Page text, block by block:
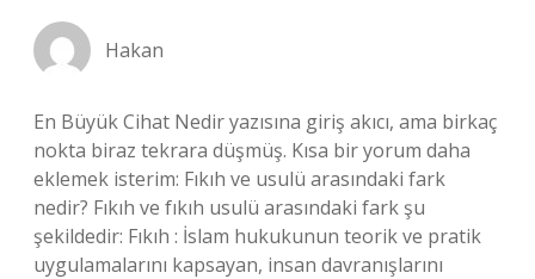
Hakan
En Büyük Cihat Nedir yazısına giriş akıcı, ama birkaç
nokta biraz tekrara düşmüş. Kısa bir yorum daha
eklemek isterim: Fıkıh ve usulü arasındaki fark
nedir? Fıkıh ve fıkıh usulü arasındaki fark şu
şekildedir: Fıkıh : İslam hukukunun teorik ve pratik
uygulamalarını kapsayan, insan davranışlarını